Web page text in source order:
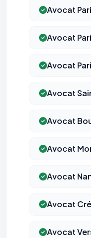
Avocat
Avocat
Avocat
Avocat
Avocat
Avocat
Avocat
Avocat
Avocat